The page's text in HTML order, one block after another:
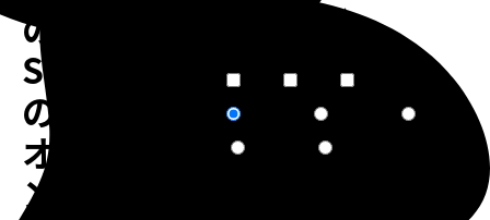
の
SIP
の
オ
ン・
選択してください